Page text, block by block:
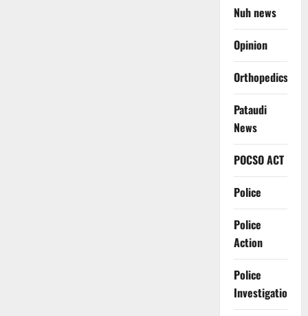
Nuh news
Opinion
Orthopedics
Pataudi
News
POCSO ACT
Police
Police
Action
Police
Investigation